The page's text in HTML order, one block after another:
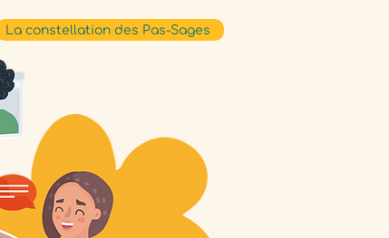
La constellation des Pas-Sages